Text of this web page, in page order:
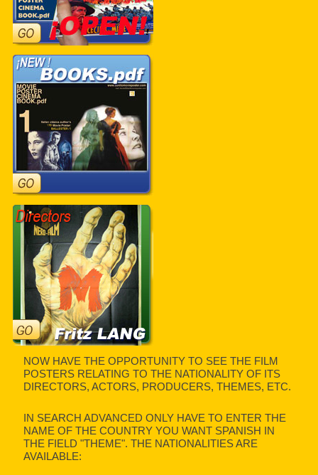
NOW HAVE THE OPPORTUNITY TO SEE THE FILM
POSTERS RELATING TO THE NATIONALITY OF ITS
DIRECTORS, ACTORS, PRODUCERS, THEMES, ETC.
IN SEARCH ADVANCED ONLY HAVE TO ENTER THE
NAME OF THE COUNTRY YOU WANT SPANISH IN
THE FIELD "THEME". THE NATIONALITIES ARE
AVAILABLE: